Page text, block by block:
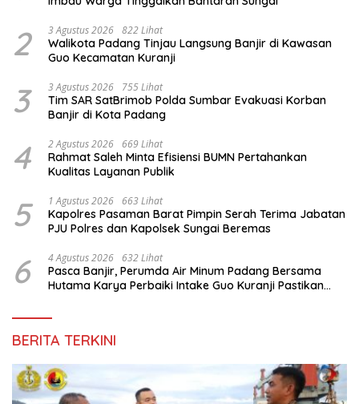
2 3 Agustus 2026 822 Lihat
Walikota Padang Tinjau Langsung Banjir di Kawasan
Guo Kecamatan Kuranji
3 3 Agustus 2026 755 Lihat
Tim SAR SatBrimob Polda Sumbar Evakuasi Korban
Banjir di Kota Padang
4 2 Agustus 2026 669 Lihat
Rahmat Saleh Minta Efisiensi BUMN Pertahankan
Kualitas Layanan Publik
5 1 Agustus 2026 663 Lihat
Kapolres Pasaman Barat Pimpin Serah Terima Jabatan
PJU Polres dan Kapolsek Sungai Beremas
6 4 Agustus 2026 632 Lihat
Pasca Banjir, Perumda Air Minum Padang Bersama
Hutama Karya Perbaiki Intake Guo Kuranji Pastikan
BERITA TERKINI